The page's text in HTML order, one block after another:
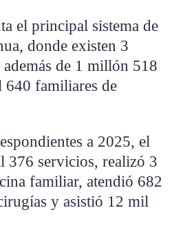
el principal sistema de
donde existen 3
de 1 millón 518
familiares de
a 2025, el
376 servicios, realizó 3
familiar, atendió 682
y asistió 12 mil